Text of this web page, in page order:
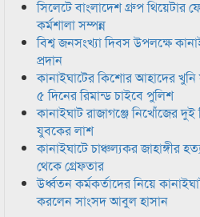
সিলেটে বাংলাদেশ গ্রুপ থিয়েটার
কর্মশালা সম্পন্ন
বিশ্ব জনসংখ্যা দিবস উপলক্ষে
প্রদান
কানাইঘাটের কিশোর আহাদের
৫ দিনের রিমান্ড চাইবে পুলিশ
কানাইঘাট রাজাগঞ্জে নিখোঁজের
যুবকের লাশ
কানাইঘাটে চাঞ্চল্যকর জাহাঙ্গীর
থেকে গ্রেফতার
উর্ধ্বতন কর্মকর্তাদের নিয়ে
করলেন সাংসদ আবুল হাসান